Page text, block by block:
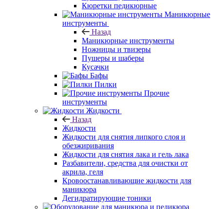
Кюретки педикюрные
Маникюрные
инструменты
Назад
Маникюрные инструменты
Ножницы и твизеры
Пушеры и шаберы
Кусачки
Бафы
Пилки
Прочие
инструменты
Жидкости
Назад
Жидкости
Жидкости для снятия липкого слоя и
обезжиривания
Жидкости для снятия лака и гель лака
Разбавители, средства для очистки от
акрила, геля
Кровоостанавливающие жидкости для
маникюра
Дегидратирующие тоники